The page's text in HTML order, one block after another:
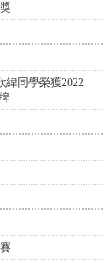
緯同學榮獲2022